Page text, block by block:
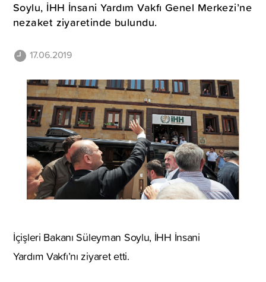
Soylu, İHH İnsani Yardım Vakfı Genel Merkezi’ne
nezaket ziyaretinde bulundu.
17.06.2019
İçişleri Bakanı Süleyman Soylu, İHH İnsani
Yardım Vakfı’nı ziyaret etti.